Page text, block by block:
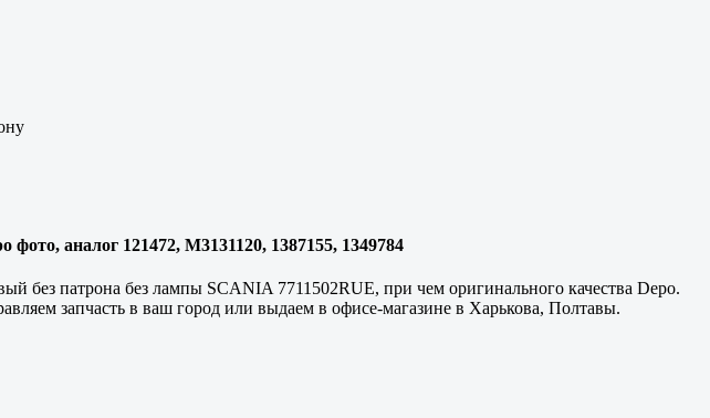
аналог 121472, M3131120, 1387155, 1349784
без патрона без лампы SCANIA 7711502RUE, при чем оригинального качества Depo.
запчасть в ваш город или выдаем в офисе-магазине в Харькова, Полтавы.